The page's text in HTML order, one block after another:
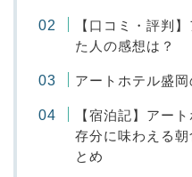
【口コミ・評判
た人の感想は？
アートホテル盛
【宿泊記】アー
存分に味わえる
とめ